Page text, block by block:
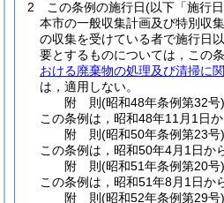
2
この条例の施行日(以下「施行
本市の一般収集計画及び特別収
の収集を受けている者で施行日
要とするものについては，この
おける廃棄物の処理及び清掃に
は，適用しない。
附 則(昭和48年条例第32号)
この条例は，昭和48年11月1日か
附 則(昭和50年条例第23号)
この条例は，昭和50年4月1日か
附 則(昭和51年条例第20号)
この条例は，昭和51年8月1日か
附 則(昭和52年条例第29号)